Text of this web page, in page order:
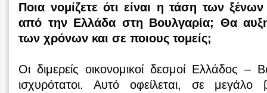
Ποια νομίζετε ότι είναι η τάση των
από την Ελλάδα στη Βουλγαρία; Θα
των χρόνων και σε ποιους τομείς;
Οι διμερείς οικονομικοί δεσμοί Ελλάδος –
ισχυρότατοι. Αυτό οφείλεται, σε μεγάλο